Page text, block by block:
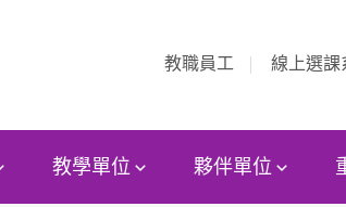
教職員工 線上選課
教學單位 夥伴單位